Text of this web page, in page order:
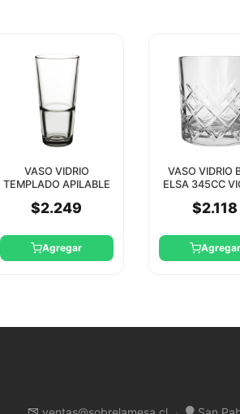
VASO VIDRIO
TEMPLADO APILABLE
PASABAHCE
$2.249
Agregar
VASO VIDRIO
ELSA 345CC
$2.118
Agregar